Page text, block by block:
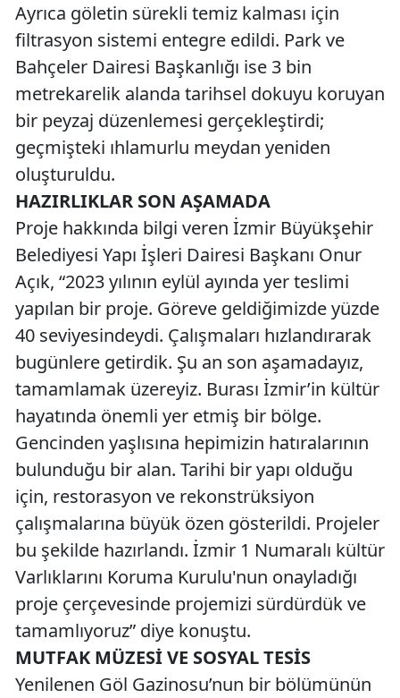
Ayrıca göletin sürekli temiz kalması için
filtrasyon sistemi entegre edildi. Park ve
Bahçeler Dairesi Başkanlığı ise 3 bin
metrekarelik alanda tarihsel dokuyu koruyan
bir peyzaj düzenlemesi gerçekleştirdi;
geçmişteki ıhlamurlu meydan yeniden
oluşturuldu.
HAZIRLIKLAR SON AŞAMADA
Proje hakkında bilgi veren İzmir Büyükşehir
Belediyesi Yapı İşleri Dairesi Başkanı Onur
Açık, “2023 yılının eylül ayında yer teslimi
yapılan bir proje. Göreve geldiğimizde yüzde
40 seviyesindeydi. Çalışmaları hızlandırarak
bugünlere getirdik. Şu an son aşamadayız,
tamamlamak üzereyiz. Burası İzmir’in kültür
hayatında önemli yer etmiş bir bölge.
Gencinden yaşlısına hepimizin hatıralarının
bulunduğu bir alan. Tarihi bir yapı olduğu
için, restorasyon ve rekonstrüksiyon
çalışmalarına büyük özen gösterildi. Projeler
bu şekilde hazırlandı. İzmir 1 Numaralı kültür
Varlıklarını Koruma Kurulu'nun onayladığı
proje çerçevesinde projemizi sürdürdük ve
tamamlıyoruz” diye konuştu.
MUTFAK MÜZESİ VE SOSYAL TESİS
Yenilenen Göl Gazinosu’nun bir bölümünün